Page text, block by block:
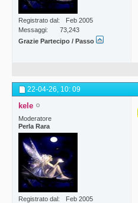
Registrato dal
Feb 2005
Messaggi
73,243
Grazie Partecipo / Passo
22-04-26, 10: 09
kele
Moderatore
Perla Rara
Registrato dal
Feb 2005